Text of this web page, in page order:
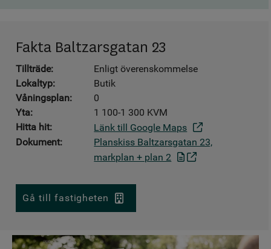
Fakta Baltzarsgatan 23
Tillträde:
Enligt överenskommelse
Lokaltyp:
Butik
Våningsplan:
0
Yta:
1 100-1 300 KVM
Hitta hit:
Länk till Google Maps
Dokument:
Planskiss Baltzarsgatan 23,
markplan + plan 2
Gå till fastigheten